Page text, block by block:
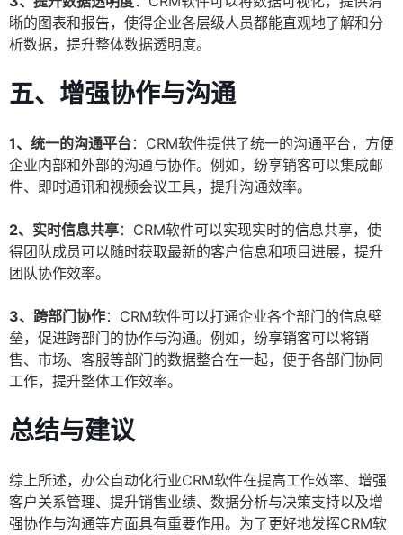
晰的图表和报告，使得企业各层级人员都能直观地了解和分
析数据，提升整体数据透明度。
五、增强协作与沟通
1、统一的沟通平台：CRM软件提供了统一的沟通平台，方便
企业内部和外部的沟通与协作。例如，纷享销客可以集成邮
件、即时通讯和视频会议工具，提升沟通效率。
2、实时信息共享：CRM软件可以实现实时的信息共享，使
得团队成员可以随时获取最新的客户信息和项目进展，提升
团队协作效率。
3、跨部门协作：CRM软件可以打通企业各个部门的信息壁
垒，促进跨部门的协作与沟通。例如，纷享销客可以将销
售、市场、客服等部门的数据整合在一起，便于各部门协同
工作，提升整体工作效率。
总结与建议
综上所述，办公自动化行业CRM软件在提高工作效率、增强
客户关系管理、提升销售业绩、数据分析与决策支持以及增
强协作与沟通等方面具有重要作用。为了更好地发挥CRM软